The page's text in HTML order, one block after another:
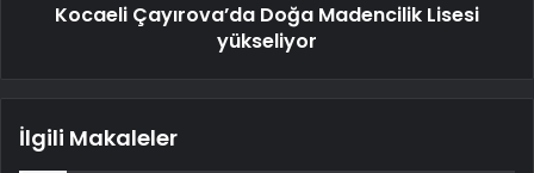
Kocaeli Çayırova’da Doğa Madencilik Lisesi
yükseliyor
İlgili Makaleler